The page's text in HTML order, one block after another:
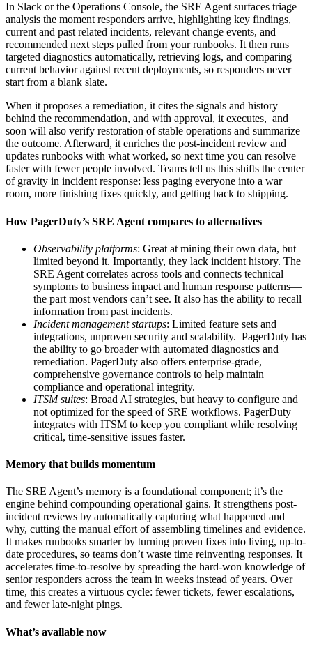
In Slack or the Operations Console, the SRE Agent surfaces triage
analysis the moment responders arrive, highlighting key findings,
current and past related incidents, relevant change events, and
recommended next steps pulled from your runbooks. It then runs
targeted diagnostics automatically, retrieving logs, and comparing
current behavior against recent deployments, so responders never
start from a blank slate.
When it proposes a remediation, it cites the signals and history
behind the recommendation, and with approval, it executes, and
soon will also verify restoration of stable operations and summarize
the outcome. Afterward, it enriches the post-incident review and
updates runbooks with what worked, so next time you can resolve
faster with fewer people involved. Teams tell us this shifts the center
of gravity in incident response: less paging everyone into a war
room, more finishing fixes quickly, and getting back to shipping.
How PagerDuty’s SRE Agent compares to alternatives
Observability platforms: Great at mining their own data, but
limited beyond it. Importantly, they lack incident history. The
SRE Agent correlates across tools and connects technical
symptoms to business impact and human response patterns—
the part most vendors can’t see. It also has the ability to recall
information from past incidents.
Incident management startups: Limited feature sets and
integrations, unproven security and scalability. PagerDuty has
the ability to go broader with automated diagnostics and
remediation. PagerDuty also offers enterprise-grade,
comprehensive governance controls to help maintain
compliance and operational integrity.
ITSM suites: Broad AI strategies, but heavy to configure and
not optimized for the speed of SRE workflows. PagerDuty
integrates with ITSM to keep you compliant while resolving
critical, time-sensitive issues faster.
Memory that builds momentum
The SRE Agent’s memory is a foundational component; it’s the
engine behind compounding operational gains. It strengthens post-
incident reviews by automatically capturing what happened and
why, cutting the manual effort of assembling timelines and evidence.
It makes runbooks smarter by turning proven fixes into living, up-to-
date procedures, so teams don’t waste time reinventing responses. It
accelerates time-to-resolve by spreading the hard-won knowledge of
senior responders across the team in weeks instead of years. Over
time, this creates a virtuous cycle: fewer tickets, fewer escalations,
and fewer late-night pings.
What’s available now